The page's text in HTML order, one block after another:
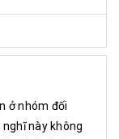
ở nhóm đối
này không